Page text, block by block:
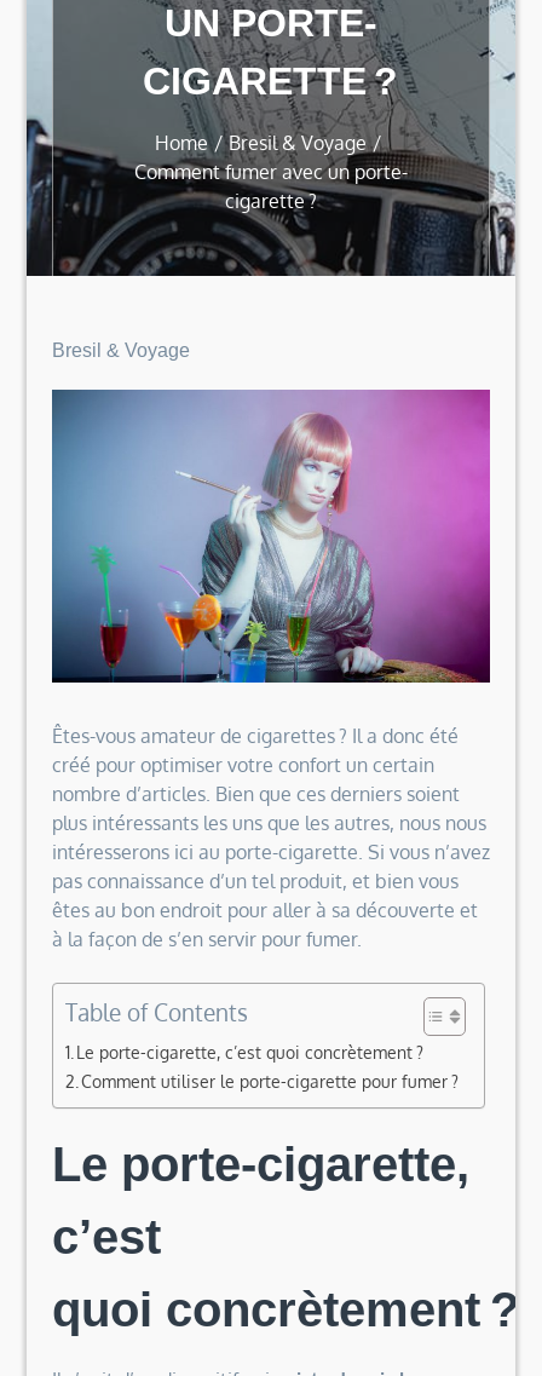
UN PORTE-
CIGARETTE ?
Home
Bresil & Voyage
Comment fumer avec un porte-
cigarette ?
Bresil & Voyage
Êtes-vous amateur de cigarettes ? Il a donc été
créé pour optimiser votre confort un certain
nombre d’articles. Bien que ces derniers soient
plus intéressants les uns que les autres, nous nous
intéresserons ici au porte-cigarette. Si vous n’avez
pas connaissance d’un tel produit, et bien vous
êtes au bon endroit pour aller à sa découverte et
à la façon de s’en servir pour fumer.
Table of Contents
Le porte-cigarette, c’est quoi concrètement ?
Comment utiliser le porte-cigarette pour fumer ?
Le porte-cigarette,
c’est
quoi concrètement ?